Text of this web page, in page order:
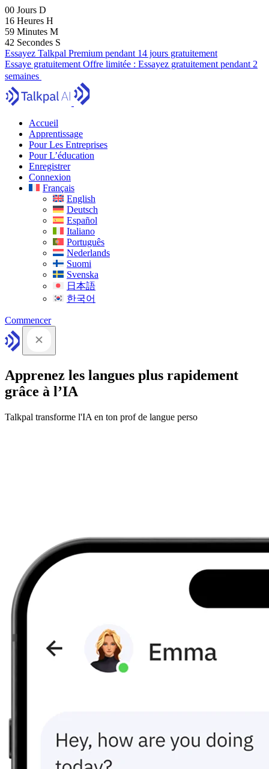
00 Jours D
16 Heures H
59 Minutes M
40 Secondes S
Essayez Talkpal Premium pendant 14 jours gratuitement
Essaye gratuitement Offre limitée : Essayez gratuitement pendant 2
semaines
Accueil
Apprentissage
Pour Les Entreprises
Pour L’éducation
Enregistrer
Connexion
Français
English
Deutsch
Español
Italiano
Português
Nederlands
Suomi
Svenska
日本語
한국어
Commencer
Apprenez les langues plus rapidement
grâce à l’IA
Talkpal transforme l'IA en ton prof de langue perso